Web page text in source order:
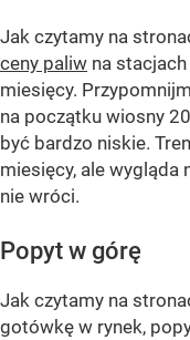
Jak czytamy na
ceny paliw na
miesięcy.
na początku wiosny
być bardzo niskie.
miesięcy, ale wygląda
nie wróci.
Popyt w górę
Jak czytamy na
gotówkę w rynek,